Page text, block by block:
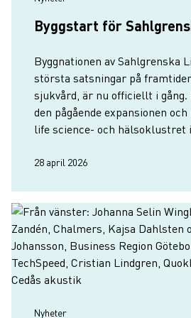
Byggstart för
Byggnationen av Sahlgrenska
största satsningar på
sjukvård, är nu officiellt i
den pågående expansionen
life science- och hälsoklustret
28 april 2026
Nyheter